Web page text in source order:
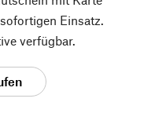
Einsatz.
verfügbar.